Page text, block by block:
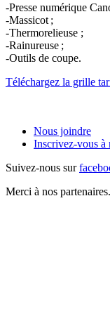
-Presse numérique
-Massicot ;
-Thermorelieuse ;
-Rainureuse ;
-Outils de coupe.
Téléchargez la grille
Nous joindre
Inscrivez-vous à
Suivez-nous sur
Merci à nos partenaires.